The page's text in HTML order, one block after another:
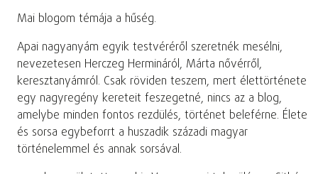
Mai blogom témája a hűség.
Apai nagyanyám egyik testvéréről szeretnék mesélni,
nevezetesen Herczeg Hermináról, Márta nővérről,
keresztanyámról. Csak röviden teszem, mert élettörténete
egy nagyregény kereteit feszegetné, nincs az a blog,
amelybe minden fontos rezdülés, történet beleférne. Élete
és sorsa egybeforrt a huszadik századi magyar
történelemmel és annak sorsával.